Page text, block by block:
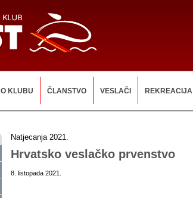
O KLUBU ČLANSTVO VESLAČI REKREACIJA
Natjecanja 2021.
Hrvatsko veslačko prvenstvo
8. listopada 2021.